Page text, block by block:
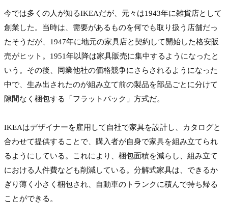
今では多くの人が知るIKEAだが、元々は1943年に雑貨店として
創業した。当時は、需要があるものを何でも取り扱う店舗だっ
たそうだが、1947年に地元の家具店と契約して開始した格安販
売がヒット。1951年以降は家具販売に集中するようになったと
いう。その後、同業他社の価格競争にさらされるようになった
中で、生み出されたのが組み立て前の製品を部品ごとに分けて
隙間なく梱包する「フラットパック」方式だ。
IKEAはデザイナーを雇用して自社で家具を設計し、カタログと
合わせて提供することで、購入者が自身で家具を組み立てられ
るようにしている。これにより、梱包面積を減らし、組み立て
における人件費なども削減している。分解式家具は、できるか
ぎり薄く小さく梱包され、自動車のトランクに積んで持ち帰る
ことができる。